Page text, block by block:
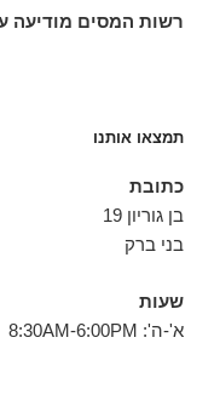
הבא
רשות המסים מודיעה
תמצאו אותנו
כתובת
בן גוריון 19
בני ברק
שעות
א'-ה': 8:30AM-6:00PM